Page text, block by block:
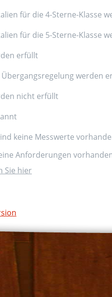
für die 4-Sterne-Klasse
für die 5-Sterne-Klasse
erfüllt
werden
nicht erfüllt
keine Messwerte
Anforderungen
Sie hier